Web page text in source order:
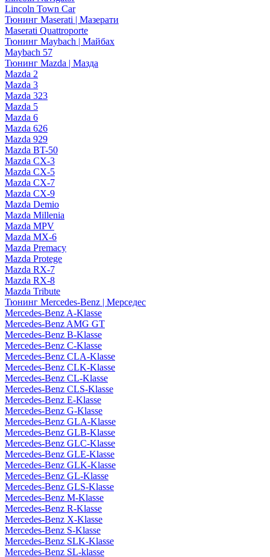
Lincoln Town Car
Тюнинг Maserati | Мазерати
Maserati Quattroporte
Тюнинг Maybach | Майбах
Maybach 57
Тюнинг Mazda | Мазда
Mazda 2
Mazda 3
Mazda 323
Mazda 5
Mazda 6
Mazda 626
Mazda 929
Mazda BT-50
Mazda CX-3
Mazda CX-5
Mazda CX-7
Mazda CX-9
Mazda Demio
Mazda Millenia
Mazda MPV
Mazda MX-6
Mazda Premacy
Mazda Protege
Mazda RX-7
Mazda RX-8
Mazda Tribute
Тюнинг Mercedes-Benz | Мерседес
Mercedes-Benz A-Klasse
Mercedes-Benz AMG GT
Mercedes-Benz B-Klasse
Mercedes-Benz C-Klasse
Mercedes-Benz CLA-Klasse
Mercedes-Benz CLK-Klasse
Mercedes-Benz CL-Klasse
Mercedes-Benz CLS-Klasse
Mercedes-Benz E-Klasse
Mercedes-Benz G-Klasse
Mercedes-Benz GLA-Klasse
Mercedes-Benz GLB-Klasse
Mercedes-Benz GLC-Klasse
Mercedes-Benz GLE-Klasse
Mercedes-Benz GLK-Klasse
Mercedes-Benz GL-Klasse
Mercedes-Benz GLS-Klasse
Mercedes-Benz M-Klasse
Mercedes-Benz R-Klasse
Mercedes-Benz X-Klasse
Mercedes-Benz S-Klasse
Mercedes-Benz SLK-Klasse
Mercedes-Benz SL-klasse